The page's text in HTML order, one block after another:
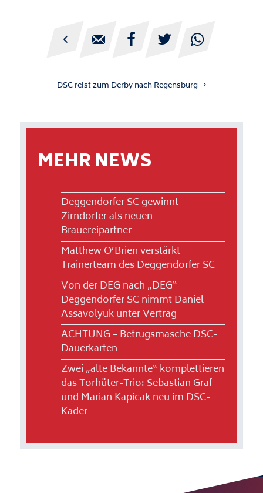
    
DSC reist zum Derby nach Regensburg
MEHR NEWS
Deggendorfer SC gewinnt
Zirndorfer als neuen
Brauereipartner
Matthew O’Brien verstärkt
Trainerteam des Deggendorfer SC
Von der DEG nach „DEG“ –
Deggendorfer SC nimmt Daniel
Assavolyuk unter Vertrag
ACHTUNG – Betrugsmasche DSC-
Dauerkarten
Zwei „alte Bekannte“ komplettieren
das Torhüter-Trio: Sebastian Graf
und Marian Kapicak neu im DSC-
Kader